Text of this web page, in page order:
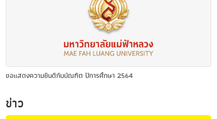
ขอแสดงความยินดีกับบัณฑิต ปีการศึกษา 2564
ข่าว